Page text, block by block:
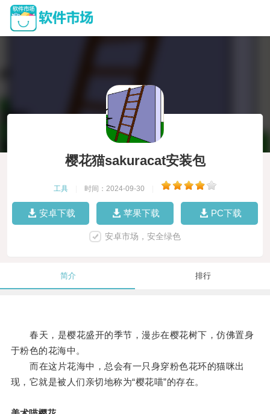
樱花猫sakuracat安装包
工具 时间：2024-09-30
安卓下载 苹果下载 PC下载
安卓市场，安全绿色
简介 排行
春天，是樱花盛开的季节，漫步在樱花树下，仿佛置身
于粉色的花海中。
而在这片花海中，总会有一只身穿粉色花环的猫咪出
现，它就是被人们亲切地称为“樱花喵”的存在。